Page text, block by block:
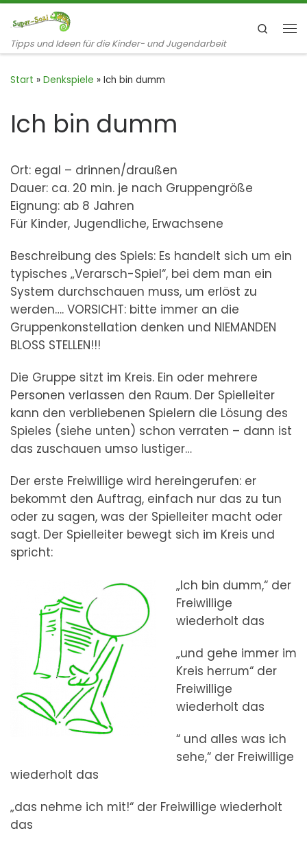
Zum Inhalt springen
Tipps und Ideen für die Kinder- und Jugendarbeit
Search
Start » Denkspiele » Ich bin dumm
Ich bin dumm
Ort: egal – drinnen/draußen
Dauer: ca. 20 min. je nach Gruppengröße
Eignung: ab 8 Jahren
Für Kinder, Jugendliche, Erwachsene
Beschreibung des Spiels: Es handelt sich um ein
typisches „Verarsch-Spiel“, bei dem man ein
System durchschauen muss, um erlöst zu
werden…. VORSICHT: bitte immer an die
Gruppenkonstellation denken und NIEMANDEN
BLOSS STELLEN!!!
Die Gruppe sitzt im Kreis. Ein oder mehrere
Personen verlassen den Raum. Der Spielleiter
kann den verbliebenen Spielern die Lösung des
Spieles (siehe unten) schon verraten – dann ist
das zuschauen umso lustiger…
Der erste Freiwillige wird hereingerufen: er
bekommt den Auftrag, einfach nur das zu tun
oder zu sagen, was der Spielleiter macht oder
sagt. Der Spielleiter bewegt sich im Kreis und
spricht:
„Ich bin dumm,“ der
Freiwillige
wiederholt das
„und gehe immer im
Kreis herrum“ der
Freiwillige
wiederholt das
“ und alles was ich
sehe,“ der Freiwillige
wiederholt das
„das nehme ich mit!“ der Freiwillige wiederholt
das